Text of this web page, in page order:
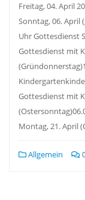
Freitag, 04. April
Sonntag, 06. April
Uhr Gottesdienst
Gottesdienst mit
Gottesdienst mit
Montag, 21. April
Allgemein